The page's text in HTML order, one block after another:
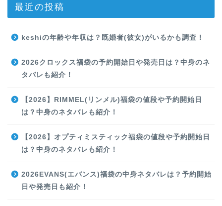
最近の投稿
keshiの年齢や年収は？既婚者(彼女)がいるかも調査！
2026クロックス福袋の予約開始日や発売日は？中身のネ
タバレも紹介！
【2026】RIMMEL(リンメル)福袋の値段や予約開始日
は？中身のネタバレも紹介！
【2026】オプティミスティック福袋の値段や予約開始日
は？中身のネタバレも紹介！
2026EVANS(エバンス)福袋の中身ネタバレは？予約開始
日や発売日も紹介！